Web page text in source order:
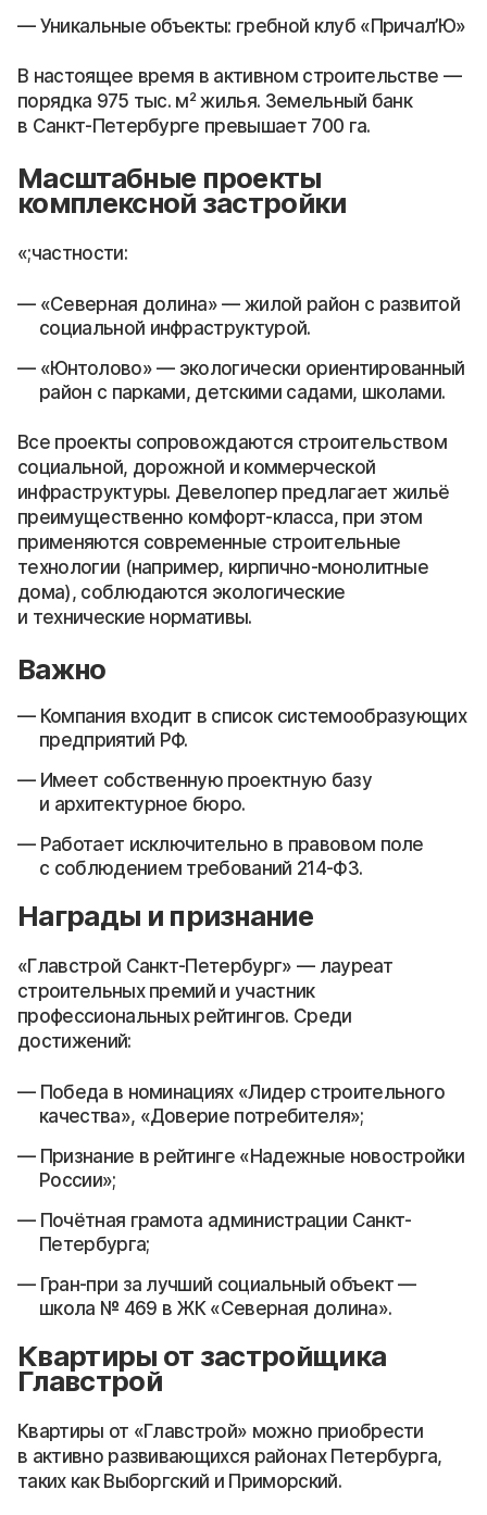
Уникальные объекты: гребной клуб «Причал’Ю»
В настоящее время в активном строительстве —
порядка 975 тыс. м² жилья. Земельный банк
в Санкт-Петербурге превышает 700 га.
Масштабные проекты
комплексной застройки
«;частности:
«Северная долина» — жилой район с развитой
социальной инфраструктурой.
«Юнтолово» — экологически ориентированный
район с парками, детскими садами, школами.
Все проекты сопровождаются строительством
социальной, дорожной и коммерческой
инфраструктуры. Девелопер предлагает жильё
преимущественно комфорт-класса, при этом
применяются современные строительные
технологии (например, кирпично-монолитные
дома), соблюдаются экологические
и технические нормативы.
Важно
Компания входит в список системообразующих
предприятий РФ.
Имеет собственную проектную базу
и архитектурное бюро.
Работает исключительно в правовом поле
с соблюдением требований 214-ФЗ.
Награды и признание
«Главстрой Санкт-Петербург» — лауреат
строительных премий и участник
профессиональных рейтингов. Среди
достижений:
Победа в номинациях «Лидер строительного
качества», «Доверие потребителя»;
Признание в рейтинге «Надежные новостройки
России»;
Почётная грамота администрации Санкт-
Петербурга;
Гран-при за лучший социальный объект —
школа № 469 в ЖК «Северная долина».
Квартиры от застройщика
Главстрой
Квартиры от «Главстрой» можно приобрести
в активно развивающихся районах Петербурга,
таких как Выборгский и Приморский.